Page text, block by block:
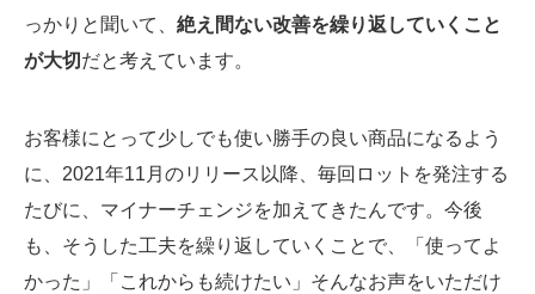
っかりと聞いて、 絶え間ない改善を繰り返していくこと
が大切 だと考えています。
お客様にとって少しでも使い勝手の良い商品になるよう
に、2021年11月のリリース以降、毎回ロットを発注する
たびに、マイナーチェンジを加えてきたんです。今後
も、そうした工夫を繰り返していくことで、「使ってよ
かった」「これからも続けたい」そんなお声をいただけ